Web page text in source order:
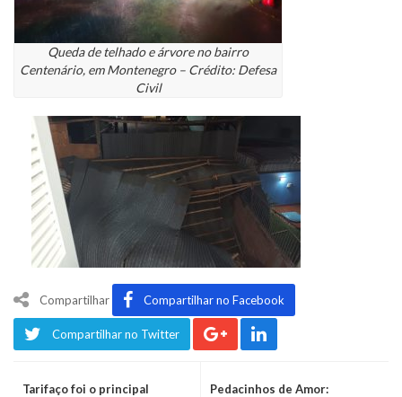
Queda de telhado e árvore no bairro
Centenário, em Montenegro – Crédito: Defesa
Civil
Compartilhar Compartilhar no Facebook
Compartilhar no Twitter
Tarifaço foi o principal
Pedacinhos de Amor: